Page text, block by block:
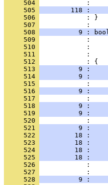
     504
     505
118 :
     506
            : }
     507
     508
9 :
     509
     510
     511
     512
     513
9 :
     514
9 :
     515
     516
9 :
     517
     518
9 :
     519
9 :
     520
     521
9 :
     522
18 :
     523
18 :
     524
18 :
     525
18 :
     526
     527
     528
9 :